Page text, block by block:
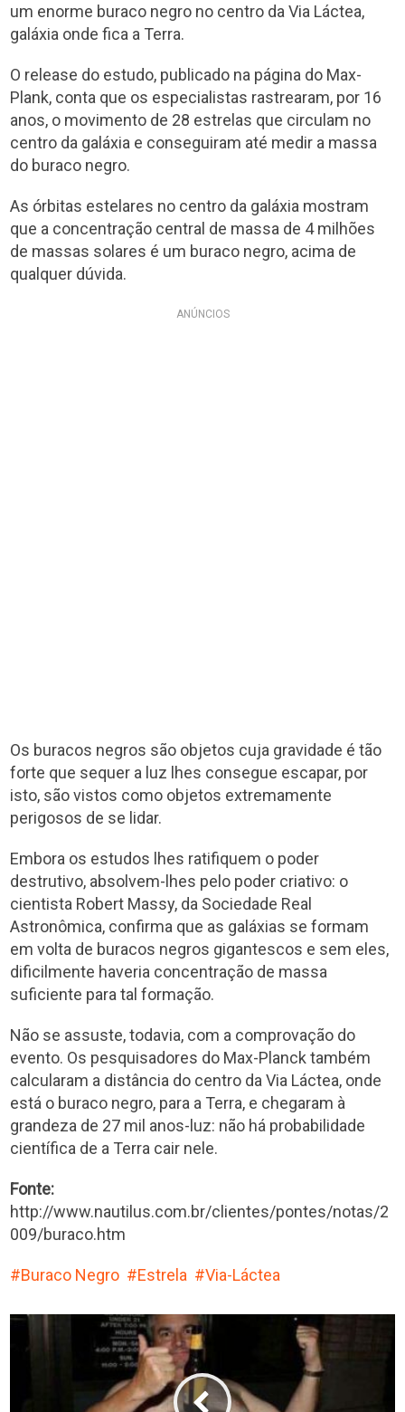
um enorme buraco negro no centro da Via Láctea,
galáxia onde fica a Terra.
O release do estudo, publicado na página do Max-
Plank, conta que os especialistas rastrearam, por 16
anos, o movimento de 28 estrelas que circulam no
centro da galáxia e conseguiram até medir a massa
do buraco negro.
As órbitas estelares no centro da galáxia mostram
que a concentração central de massa de 4 milhões
de massas solares é um buraco negro, acima de
qualquer dúvida.
ANÚNCIOS
Os buracos negros são objetos cuja gravidade é tão
forte que sequer a luz lhes consegue escapar, por
isto, são vistos como objetos extremamente
perigosos de se lidar.
Embora os estudos lhes ratifiquem o poder
destrutivo, absolvem-lhes pelo poder criativo: o
cientista Robert Massy, da Sociedade Real
Astronômica, confirma que as galáxias se formam
em volta de buracos negros gigantescos e sem eles,
dificilmente haveria concentração de massa
suficiente para tal formação.
Não se assuste, todavia, com a comprovação do
evento. Os pesquisadores do Max-Planck também
calcularam a distância do centro da Via Láctea, onde
está o buraco negro, para a Terra, e chegaram à
grandeza de 27 mil anos-luz: não há probabilidade
científica de a Terra cair nele.
Fonte:
http://www.nautilus.com.br/clientes/pontes/notas/2
009/buraco.htm
Buraco Negro Estrela Via-Láctea